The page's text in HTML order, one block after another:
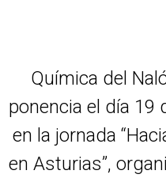
Química del
ponencia el día 19
en la jornada
en Asturias”,